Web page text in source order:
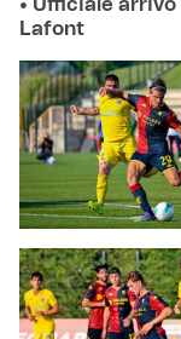
• Ufficiale
Lafont